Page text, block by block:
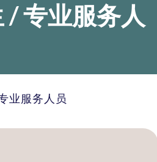
/ 专业服务人
业服务人员